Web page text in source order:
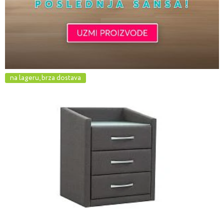
na lageru, brza dostava